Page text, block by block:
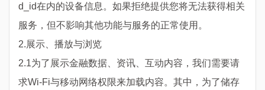
d_id在内的设备信息。如果拒绝提供您将无法获得相关
服务，但不影响其他功能与服务的正常使用。
2.展示、播放与浏览
2.1为了展示金融数据、资讯、互动内容，我们需要请
求Wi-Fi与移动网络权限来加载内容。其中，为了储存